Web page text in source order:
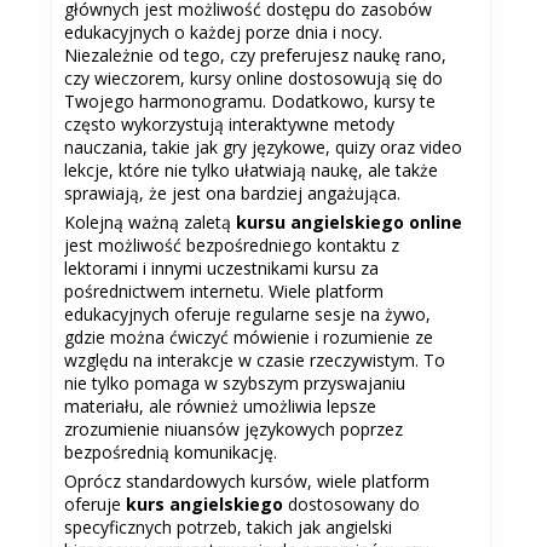
głównych jest możliwość dostępu do zasobów
edukacyjnych o każdej porze dnia i nocy.
Niezależnie od tego, czy preferujesz naukę rano,
czy wieczorem, kursy online dostosowują się do
Twojego harmonogramu. Dodatkowo, kursy te
często wykorzystują interaktywne metody
nauczania, takie jak gry językowe, quizy oraz video
lekcje, które nie tylko ułatwiają naukę, ale także
sprawiają, że jest ona bardziej angażująca.
Kolejną ważną zaletą kursu angielskiego online
jest możliwość bezpośredniego kontaktu z
lektorami i innymi uczestnikami kursu za
pośrednictwem internetu. Wiele platform
edukacyjnych oferuje regularne sesje na żywo,
gdzie można ćwiczyć mówienie i rozumienie ze
względu na interakcje w czasie rzeczywistym. To
nie tylko pomaga w szybszym przyswajaniu
materiału, ale również umożliwia lepsze
zrozumienie niuansów językowych poprzez
bezpośrednią komunikację.
Oprócz standardowych kursów, wiele platform
oferuje kurs angielskiego dostosowany do
specyficznych potrzeb, takich jak angielski